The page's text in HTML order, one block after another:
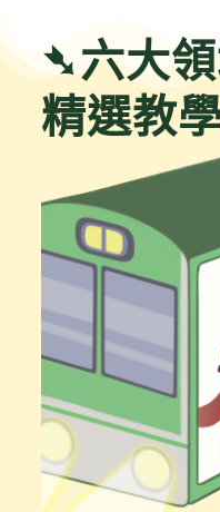
➴六大
精選教